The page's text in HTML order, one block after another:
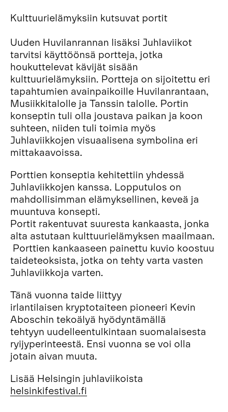
Kulttuurielämyksiin kutsuvat portit
Uuden Huvilanrannan lisäksi Juhlaviikot
tarvitsi käyttöönsä portteja, jotka
houkuttelevat kävijät sisään
kulttuurielämyksiin. Portteja on sijoitettu eri
tapahtumien avainpaikoille Huvilanrantaan,
Musiikkitalolle ja Tanssin talolle. Portin
konseptin tuli olla joustava paikan ja koon
suhteen, niiden tuli toimia myös
Juhlaviikkojen visuaalisena symbolina eri
mittakaavoissa.
Porttien konseptia kehitettiin yhdessä
Juhlaviikkojen kanssa. Lopputulos on
mahdollisimman elämyksellinen, keveä ja
muuntuva konsepti.
Portit rakentuvat suuresta kankaasta, jonka
alta astutaan kulttuurielämyksen maailmaan.
Porttien kankaaseen painettu kuvio koostuu
taideteoksista, jotka on tehty varta vasten
Juhlaviikkoja varten.
Tänä vuonna taide liittyy
irlantilaisen kryptotaiteen pioneeri Kevin
Aboschin tekoälyä hyödyntämällä
tehtyyn uudelleentulkintaan suomalaisesta
ryijyperinteestä. Ensi vuonna se voi olla
jotain aivan muuta.
Lisää Helsingin juhlaviikoista
helsinkifestival.fi